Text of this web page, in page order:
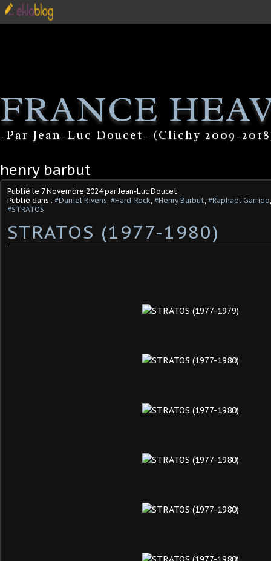
FRANCE
-Par Jean-Luc Doucet- (Clichy 2009-
henry barbut
Publié le 7 Novembre 2024par Jean-Luc Doucet
Publié dans : #Daniel Rivens, #Hard-Rock, #Henry Barbut, #Raphaël Garrido
#STRATOS
STRATOS (1977-1980)